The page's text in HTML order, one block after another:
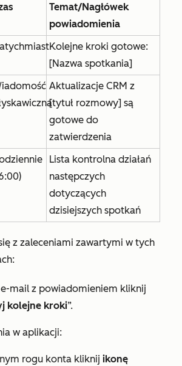
Temat/Nagłówek
powiadomienia
Kolejne kroki gotowe:
[Nazwa spotkania]
Aktualizacje CRM z
[tytuł rozmowy] są
gotowe do
zatwierdzenia
Lista kontrolna działań
następczych
dotyczących
dzisiejszych spotkań
z zaleceniami zawartymi w tych
mail z powiadomieniem kliknij
kolejne kroki”.
w aplikacji:
rogu konta kliknij ikonę